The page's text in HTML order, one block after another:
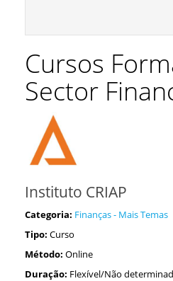
Cursos
Sector
Instituto CRIAP
Categoria: Finanças - Mais Temas
Tipo: Curso
Método: Online
Duração: Flexível/Não